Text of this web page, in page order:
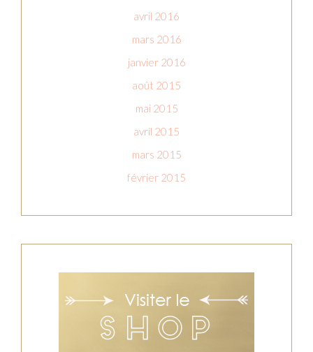
avril 2016
mars 2016
janvier 2016
août 2015
mai 2015
avril 2015
mars 2015
février 2015